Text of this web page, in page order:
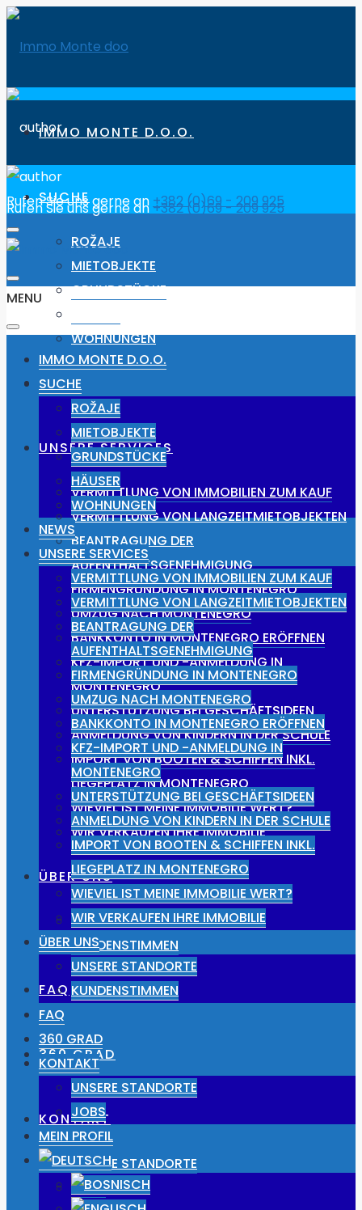
Rufen Sie uns gerne an+382 (0)69 - 209 925
IMMO MONTE D.O.O.
SUCHE
ROŽAJE
MIETOBJEKTE
GRUNDSTÜCKE
WOHNUNGEN
NEWS
UNSERE SERVICES
VERMITTLUNG VON IMMOBILIEN ZUM KAUF
VERMITTLUNG VON LANGZEITMIETOBJEKTEN
BEANTRAGUNG DER
AUFENTHALTSGENEHMIGUNG
FIRMENGRÜNDUNG IN MONTENEGRO
UMZUG NACH MONTENEGRO
BANKKONTO IN MONTENEGRO ERÖFFNEN
KFZ-IMPORT UND -ANMELDUNG IN
MONTENEGRO
UNTERSTÜTZUNG BEI GESCHÄFTSIDEEN
ANMELDUNG VON KINDERN IN DER SCHULE
IMPORT VON BOOTEN & SCHIFFEN INKL.
LIEGEPLATZ IN MONTENEGRO
WIEVIEL IST MEINE IMMOBILIE WERT?
WIR VERKAUFEN IHRE IMMOBILIE
ÜBER UNS
UNSERE STANDORTE
KUNDENSTIMMEN
FAQ
360 GRAD
KONTAKT
UNSERE STANDORTE
JOBS
Rufen Sie uns gerne an +382 (0)69 - 209 925
MENU
IMMO MONTE D.O.O.
SUCHE
ROŽAJE
MIETOBJEKTE
GRUNDSTÜCKE
HÄUSER
WOHNUNGEN
NEWS
UNSERE SERVICES
VERMITTLUNG VON IMMOBILIEN ZUM KAUF
VERMITTLUNG VON LANGZEITMIETOBJEKTEN
BEANTRAGUNG DER
AUFENTHALTSGENEHMIGUNG
FIRMENGRÜNDUNG IN MONTENEGRO
UMZUG NACH MONTENEGRO
BANKKONTO IN MONTENEGRO ERÖFFNEN
KFZ-IMPORT UND -ANMELDUNG IN
MONTENEGRO
UNTERSTÜTZUNG BEI GESCHÄFTSIDEEN
ANMELDUNG VON KINDERN IN DER SCHULE
IMPORT VON BOOTEN & SCHIFFEN INKL.
LIEGEPLATZ IN MONTENEGRO
WIEVIEL IST MEINE IMMOBILIE WERT?
WIR VERKAUFEN IHRE IMMOBILIE
ÜBER UNS
UNSERE STANDORTE
KUNDENSTIMMEN
FAQ
360 GRAD
KONTAKT
UNSERE STANDORTE
JOBS
MEIN PROFIL